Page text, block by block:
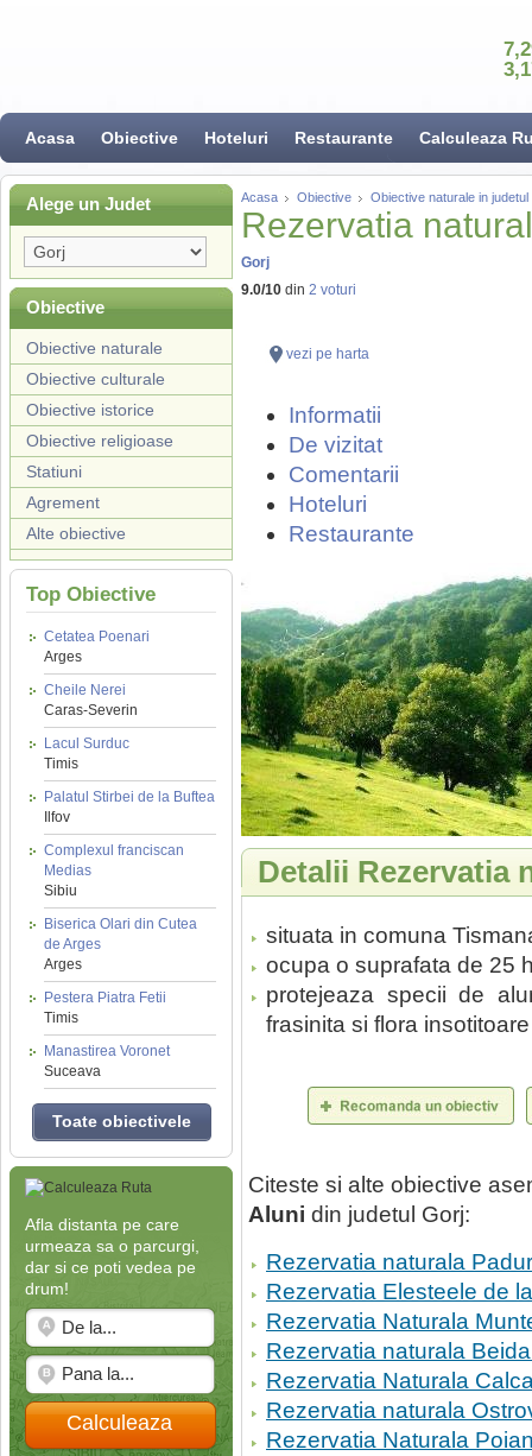
Acasa Obiective Hoteluri Restaurante Calculeaza
Alege un Judet
Obiective
Obiective naturale
Obiective culturale
Obiective istorice
Obiective religioase
Statiuni
Agrement
Alte obiective
Top Obiective
Cetatea Poenari
Arges
Cheile Nerei
Caras-Severin
Lacul Surduc
Timis
Palatul Stirbei de la Buftea
Ilfov
Complexul franciscan
Medias
Sibiu
Biserica Olari din Cutea
de Arges
Arges
Pestera Piatra Fetii
Timis
Manastirea Voronet
Suceava
Toate obiectivele
Afla distanta pe care
urmeaza sa o parcurgi,
dar si ce poti vedea pe
drum!
Calculeaza
Acasa Obiective Obiective naturale in judetul
Rezervatia
Gorj
9.0/10 din 2 voturi
vezi pe harta
Informatii
De vizitat
Comentarii
Hoteluri
Restaurante
Detalii Rezervatia
situata in comuna
ocupa o suprafata de 25
protejeaza specii de
frasinita si flora
Citeste si alte obiective
Aluni din judetul Gorj:
Rezervatia naturala
Rezervatia Elesteele de
Rezervatia Naturala
Rezervatia naturala
Rezervatia Naturala
Rezervatia naturala
Rezervatia Naturala